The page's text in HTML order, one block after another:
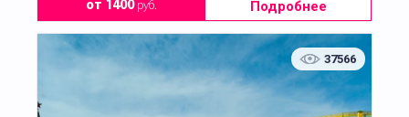
от 1400руб. Подробнее
37566